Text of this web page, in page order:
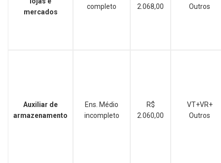
mercados
completo 2.068,00 Outros
Auxiliar de
armazenamento
Ens. Médio
incompleto
R$
2.060,00
VT+VR+
Outros